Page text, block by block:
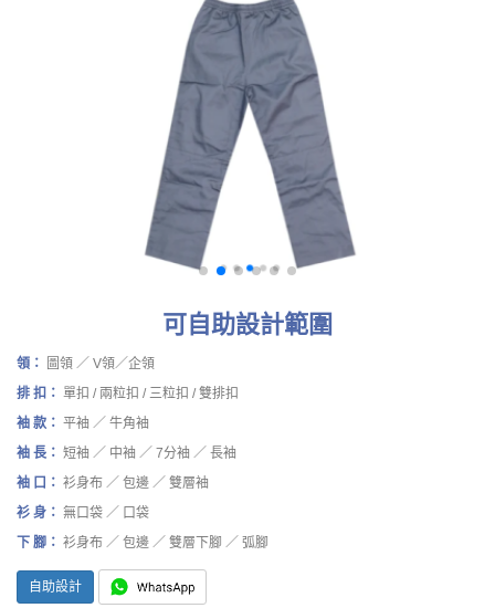
可自助設計範圍
領：
圖領 ／ V領／企領
排 扣： 單扣 / 兩粒扣 / 三粒扣 / 雙排扣
袖 款： 平袖 ／ 牛角袖
袖 長： 短袖 ／ 中袖 ／ 7分袖 ／ 長袖
袖 口： 衫身布 ／ 包邊 ／ 雙層袖
衫 身： 無口袋 ／ 口袋
下 腳： 衫身布 ／ 包邊 ／ 雙層下腳 ／ 弧腳
自助設計